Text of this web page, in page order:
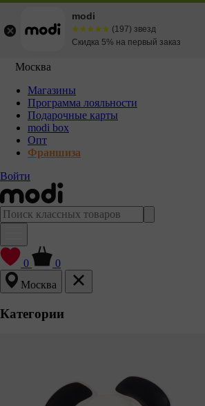
Москва
Магазины
Программа лояльности
Подарочные карты
modi box
Опт
Франшиза
Войти
0
0
Москва
Категории
modi
☆☆☆☆☆
★★★★★ (197) звезд
Скидка 5% на первый заказ